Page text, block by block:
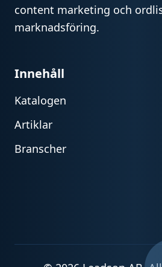
content marketing och
marknadsföring.
Innehåll
Katalogen
Artiklar
Branscher